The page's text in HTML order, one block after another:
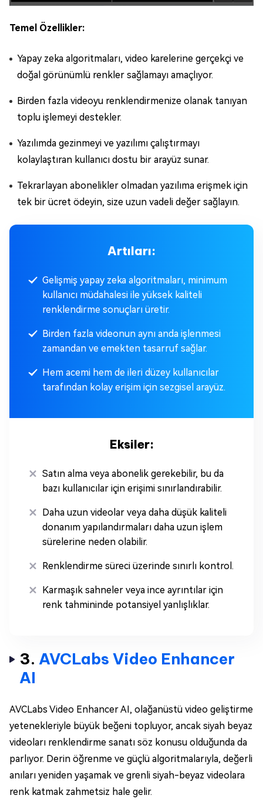
Temel Özellikler:
Yapay zeka algoritmaları, video karelerine gerçekçi ve
doğal görünümlü renkler sağlamayı amaçlıyor.
Birden fazla videoyu renklendirmenize olanak tanıyan
toplu işlemeyi destekler.
Yazılımda gezinmeyi ve yazılımı çalıştırmayı
kolaylaştıran kullanıcı dostu bir arayüz sunar.
Tekrarlayan abonelikler olmadan yazılıma erişmek için
tek bir ücret ödeyin, size uzun vadeli değer sağlayın.
Artıları:
Gelişmiş yapay zeka algoritmaları, minimum
kullanıcı müdahalesi ile yüksek kaliteli
renklendirme sonuçları üretir.
Birden fazla videonun aynı anda işlenmesi
zamandan ve emekten tasarruf sağlar.
Hem acemi hem de ileri düzey kullanıcılar
tarafından kolay erişim için sezgisel arayüz.
Eksiler:
Satın alma veya abonelik gerekebilir, bu da
bazı kullanıcılar için erişimi sınırlandırabilir.
Daha uzun videolar veya daha düşük kaliteli
donanım yapılandırmaları daha uzun işlem
sürelerine neden olabilir.
Renklendirme süreci üzerinde sınırlı kontrol.
Karmaşık sahneler veya ince ayrıntılar için
renk tahmininde potansiyel yanlışlıklar.
3. AVCLabs Video Enhancer
AI
AVCLabs Video Enhancer AI, olağanüstü video geliştirme
yetenekleriyle büyük beğeni topluyor, ancak siyah beyaz
videoları renklendirme sanatı söz konusu olduğunda da
parlıyor. Derin öğrenme ve güçlü algoritmalarıyla, değerli
anıları yeniden yaşamak ve grenli siyah-beyaz videolara
renk katmak zahmetsiz hale gelir.